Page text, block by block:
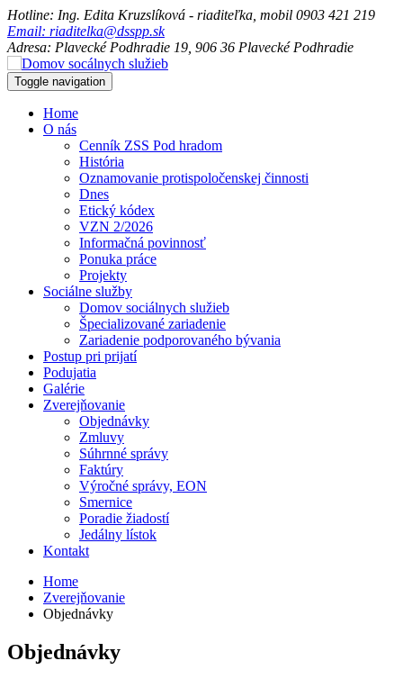
Hotline: Ing. Edita Kruzslíková - riaditeľka, mobil 0903 421 219
Email: riaditelka@dsspp.sk
Adresa: Plavecké Podhradie 19, 906 36 Plavecké Podhradie
Toggle navigation
Home
O nás
Cenník ZSS Pod hradom
História
Oznamovanie protispoločenskej činnosti
Dnes
Etický kódex
VZN 2/2026
Informačná povinnosť
Ponuka práce
Projekty
Sociálne služby
Domov sociálnych služieb
Špecializované zariadenie
Zariadenie podporovaného bývania
Postup pri prijatí
Podujatia
Galérie
Zverejňovanie
Objednávky
Zmluvy
Súhrnné správy
Faktúry
Výročné správy, EON
Smernice
Poradie žiadostí
Jedálny lístok
Kontakt
Home
Zverejňovanie
Objednávky
Objednávky